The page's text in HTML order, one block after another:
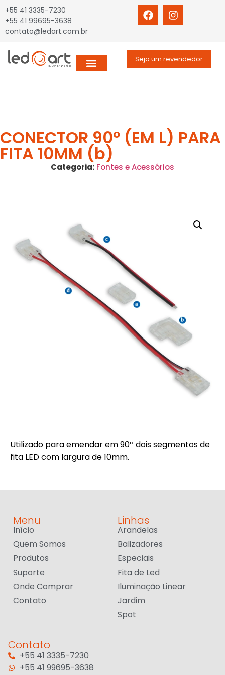
+55 41 3335-7230
+55 41 99695-3638
contato@ledart.com.br
Seja um revendedor
CONECTOR 90º (EM L) PARA
FITA 10MM (b)
Categoria: Fontes e Acessórios
Utilizado para emendar em 90º dois segmentos de
fita LED com largura de 10mm.
Menu
Início
Quem Somos
Produtos
Suporte
Onde Comprar
Contato
Linhas
Arandelas
Balizadores
Especiais
Fita de Led
Iluminação Linear
Jardim
Spot
Contato
+55 41 3335-7230
+55 41 99695-3638